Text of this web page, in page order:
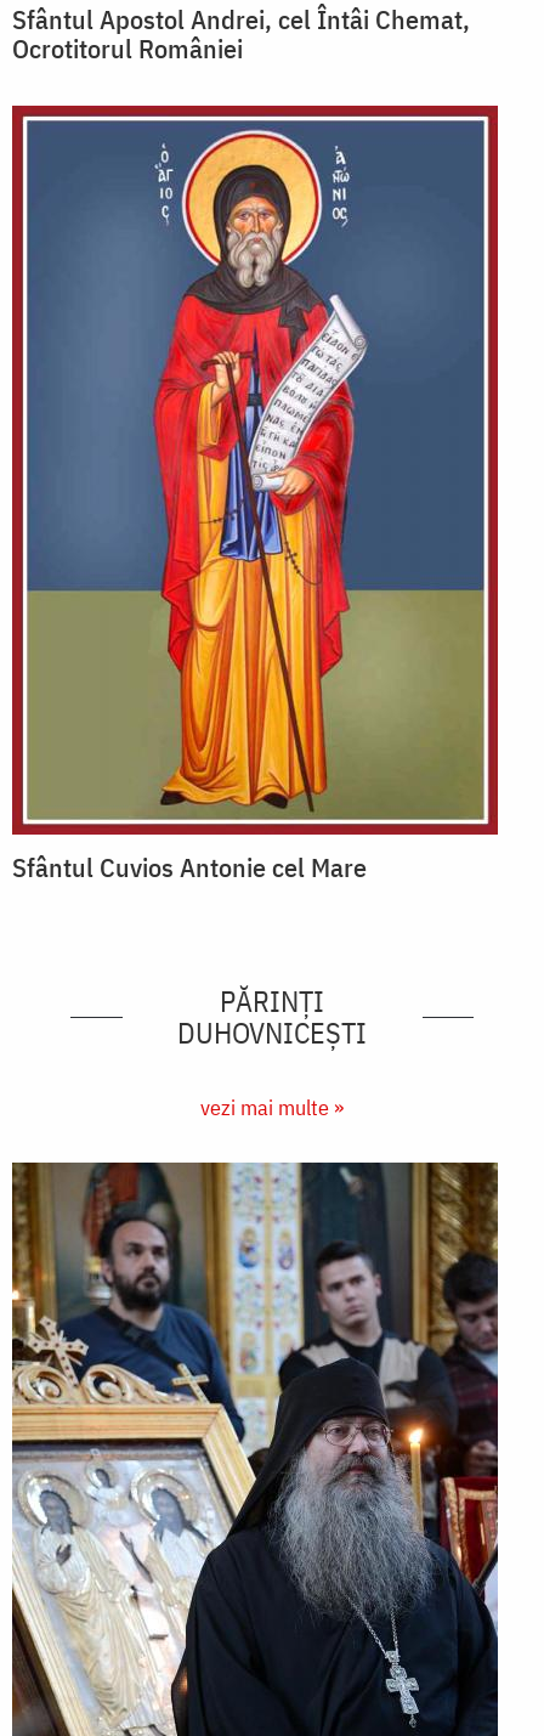
Sfântul Apostol Andrei, cel Întâi Chemat,
Ocrotitorul României
Sfântul Cuvios Antonie cel Mare
PĂRINȚI
DUHOVNICEȘTI
vezi mai multe »